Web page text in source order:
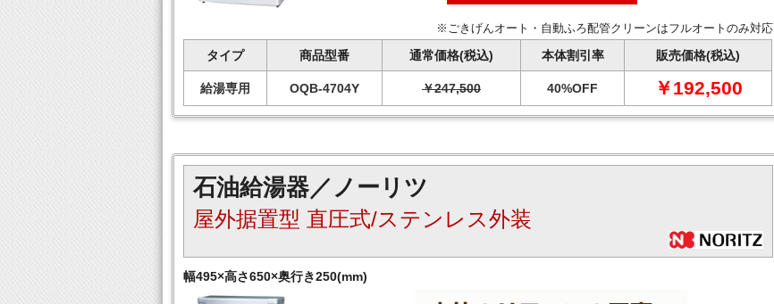
※ごきげんオート・自動ふろ配管クリーンはフルオートのみ対応
タイプ 商品型番 通常価格(税込) 本体割引率 販売価格(税込)
給湯専用 OQB-4704Y ￥247,500 40%OFF ￥192,500
石油給湯器／ノーリツ
屋外据置型 直圧式/ステンレス外装
幅495×高さ650×奥行き250(mm)